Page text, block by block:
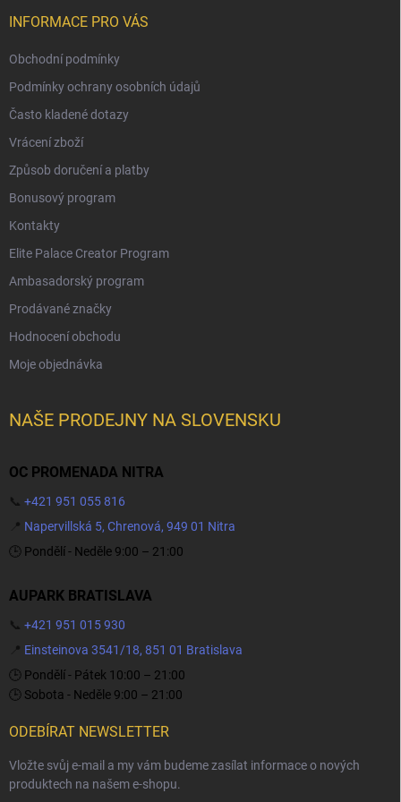
INFORMACE PRO VÁS
Obchodní podmínky
Podmínky ochrany osobních údajů
Často kladené dotazy
Vrácení zboží
Způsob doručení a platby
Bonusový program
Kontakty
Elite Palace Creator Program
Ambasadorský program
Prodávané značky
Hodnocení obchodu
Moje objednávka
NAŠE PRODEJNY NA SLOVENSKU
OC PROMENADA NITRA
📞 +421 951 055 816
📍 Napervillská 5, Chrenová, 949 01 Nitra
🕒 Pondělí - Neděle 9:00 – 21:00
AUPARK BRATISLAVA
📞 +421 951 015 930
📍 Einsteinova 3541/18, 851 01 Bratislava
🕒 Pondělí - Pátek 10:00 – 21:00
🕒 Sobota - Neděle 9:00 – 21:00
ODEBÍRAT NEWSLETTER
Vložte svůj e-mail a my vám budeme zasílat informace o nových
produktech na našem e-shopu.